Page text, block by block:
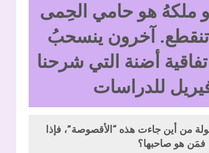
ملكهُ هو حامي الحِمى
تنقطع. آخرون ينسحبُ
أضنة التي شرحنا
للدراسات
من أين جاءت هذه “الأقصوصة”، فإذا
هو صاحبها؟